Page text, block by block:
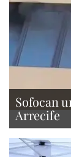
Sofocan
Arrecife